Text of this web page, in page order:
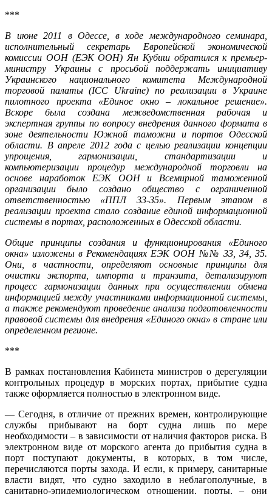
***
В июне 2011 в Одессе, в ходе международного семинара,
исполнительный секретарь Европейской экономической
комиссии ООН (ЕЭК ООН) Ян Кубиш обратился к премьер-
министру Украины с просьбой поддержать инициативу
Украинского национального комитета Международной
торговой палаты (ICC Ukraine) по реализации в Украине
пилотного проекта «Единое окно – локальное решение».
Вскоре была создана межведомственная рабочая и
экспертная группы по вопросу внедрения данного формата в
зоне деятельности Южной таможни и портов Одесской
области. В апреле 2012 года с целью реализации концепции
упрощения, гармонизации, стандартизации и
компьютеризации процедур международной торговли на
основе наработок ЕЭК ООН и Всемирной таможенной
организации было создано общество с ограниченной
ответственностью «ППЛ 33-35». Первым этапом в
реализации проекта стало создание единой информационной
системы в портах, расположенных в Одесской области.
Общие принципы создания и функционирования «Единого
окна» изложены в Рекомендациях ЕЭК ООН №№ 33, 34, 35.
Они, в частности, определяют основные принципы для
очистки экспорта, импорта и транзита, детализируют
процесс гармонизации данных при осуществлении обмена
информацией между участниками информационной системы,
а также рекомендуют проведение анализа подготовленности
правовой системы для внедрения «Единого окна» в стране или
определенном регионе.
***
В рамках постановления Кабинета министров о дерегуляции
контрольных процедур в морских портах, прибытие судна
также оформляется полностью в электронном виде.
— Сегодня, в отличие от прежних времен, контролирующие
службы прибывают на борт судна лишь по мере
необходимости – в зависимости от наличия факторов риска. В
электронном виде от морского агента до прибытия судна в
порт поступают документы, в которых, в том числе,
перечисляются порты захода. И если, к примеру, санитарные
власти видят, что судно заходило в неблагополучные, в
санитарно-эпидемиологическом отношении, порты, – они